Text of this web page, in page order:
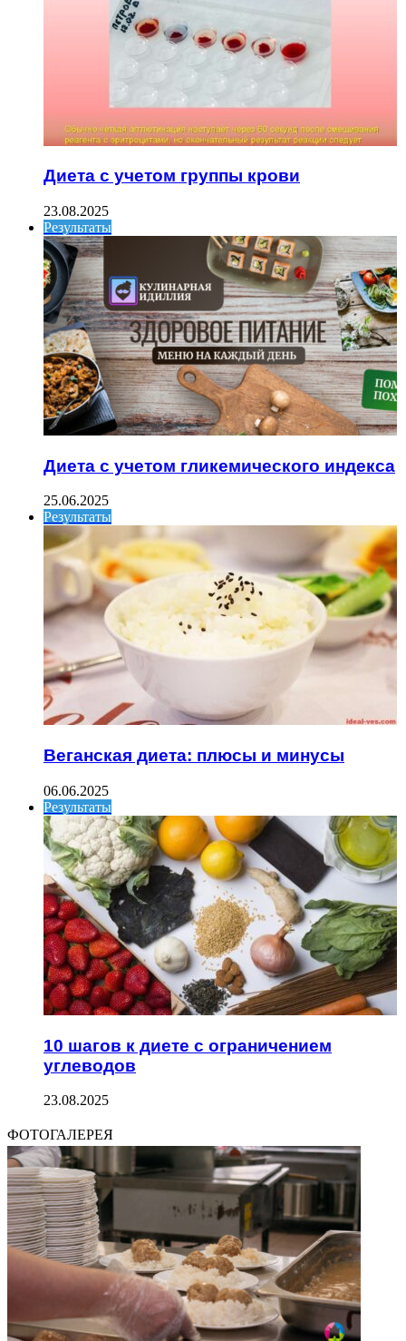
Диета с учетом группы крови
23.08.2025
Результаты
Диета с учетом гликемического индекса
25.06.2025
Результаты
Веганская диета: плюсы и минусы
06.06.2025
Результаты
10 шагов к диете с ограничением
углеводов
23.08.2025
ФОТОГАЛЕРЕЯ